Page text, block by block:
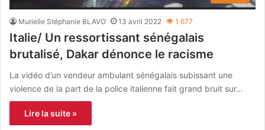
Murielle Stéphanie BLAVO 13 avril 2022 1 677
Italie/ Un ressortissant sénégalais
brutalisé, Dakar dénonce le racisme
La vidéo d’un vendeur ambulant sénégalais subissant une
violence de la part de la police italienne fait grand bruit sur…
Lire la suite »